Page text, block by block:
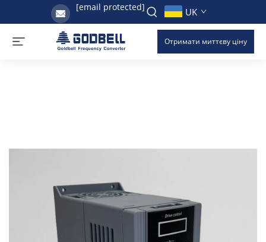
[email protected] UK
Отримати миттєву ціну